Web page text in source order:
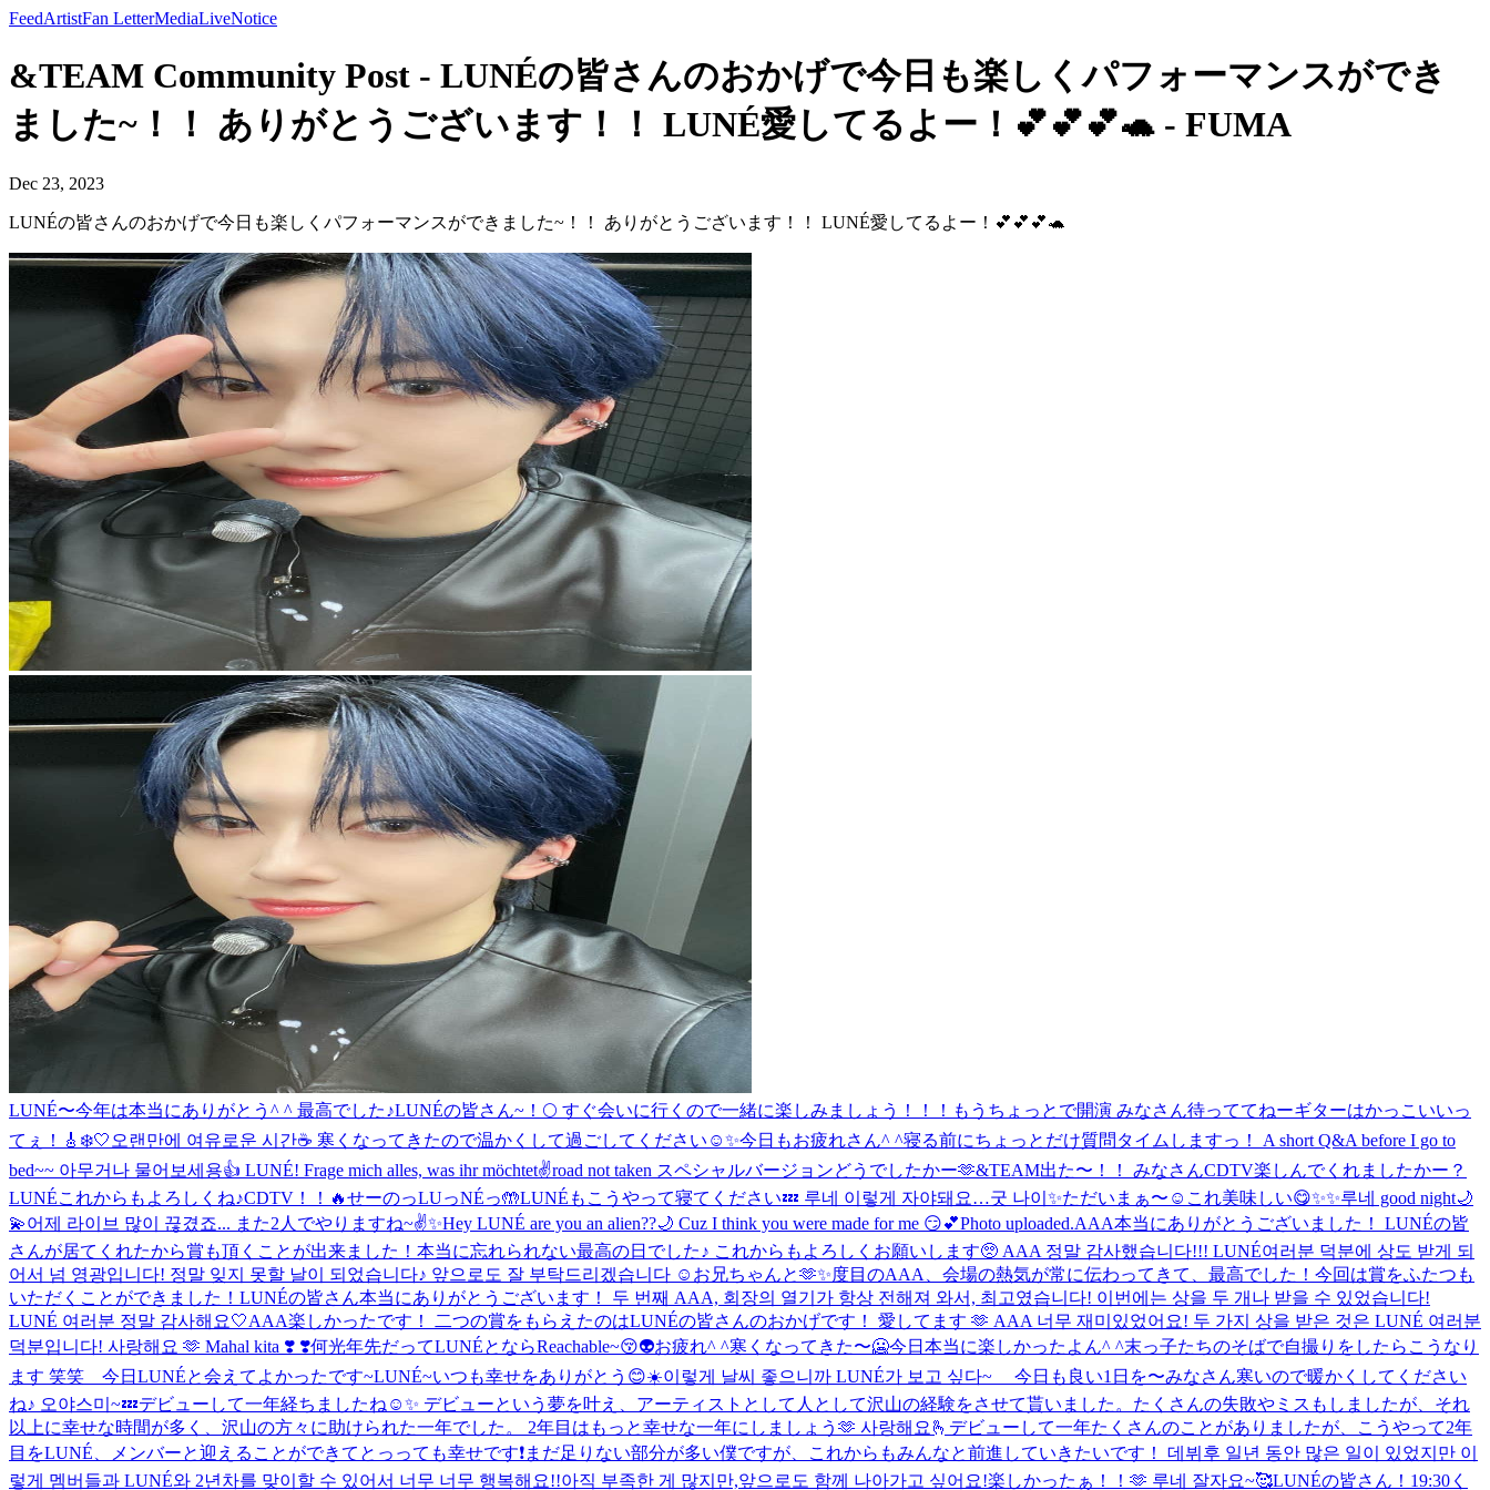
FeedArtistFan LetterMediaLiveNotice
&TEAM Community Post - LUNÉの皆さんのおかげで今日も楽しくパフォーマンスができ
ました~！！ ありがとうございます！！ LUNÉ愛してるよー！💕💕💕🐢 - FUMA
Dec 23, 2023
LUNÉの皆さんのおかげで今日も楽しくパフォーマンスができました~！！ ありがとうございます！！ LUNÉ愛してるよー！💕💕💕🐢
LUNÉ〜今年は本当にありがとう^ ^ 最高でした♪LUNÉの皆さん~！🌕 すぐ会いに行くので一緒に楽しみましょう！！！ もうちょっとで開演 みなさん待っててねーギターはかっこいいっ
てぇ！🎸 ❄️🤍 오랜만에 여유로운 시간☕️ 寒くなってきたので温かくして過ごしてください☺️✨今日もお疲れさん^ ^寝る前にちょっとだけ質問タイムしますっ！ A short Q&A before I go to
bed~~ 아무거나 물어보세용👍 LUNÉ! Frage mich alles, was ihr möchtet✌️road not taken スペシャルバージョンどうでしたかー🫶&TEAM出た〜！！ みなさんCDTV楽しんでくれましたかー？
LUNÉこれからもよろしくね♪CDTV！！🔥せーのっLUっNÉっ🤲LUNÉもこうやって寝てください💤 루네 이렇게 자야돼요…굿 나이✨ただいまぁ〜☺️ これ美味しい😋✨✨루네 good night🌙
💫어제 라이브 많이 끊겼죠... また2人でやりますね~✌️✨Hey LUNÉ are you an alien??🌙 Cuz I think you were made for me 😏💕Photo uploaded.AAA本当にありがとうございました！ LUNÉの皆
さんが居てくれたから賞も頂くことが出来ました！本当に忘れられない最高の日でした♪ これからもよろしくお願いします🥺 AAA 정말 감사했습니다!!! LUNÉ여러분 덕분에 상도 받게 되
어서 넘 영광입니다! 정말 잊지 못할 날이 되었습니다♪ 앞으로도 잘 부탁드리겠습니다 ☺️ お兄ちゃんと🫶✨度目のAAA、会場の熱気が常に伝わってきて、最高でした！今回は賞をふたつも
いただくことができました！LUNÉの皆さん本当にありがとうございます！ 두 번째 AAA, 회장의 열기가 항상 전해져 와서, 최고였습니다! 이번에는 상을 두 개나 받을 수 있었습니다!
LUNÉ 여러분 정말 감사해요🤍AAA楽しかったです！ 二つの賞をもらえたのはLUNÉの皆さんのおかげです！ 愛してます 🫶 AAA 너무 재미있었어요! 두 가지 상을 받은 것은 LUNÉ 여러분
덕분입니다! 사랑해요 🫶 Mahal kita ❣️ ❣️何光年先だってLUNÉとならReachable~😚👽お疲れ^ ^寒くなってきた〜🥶今日本当に楽しかったよん^ ^末っ子たちのそばで自撮りをしたらこうなり
ます 笑笑 今日LUNÉと会えてよかったです~LUNÉ~いつも幸せをありがとう😊☀️이렇게 날씨 좋으니까 LUNÉ가 보고 싶다~ 今日も良い1日を〜みなさん寒いので暖かくしてください
ね♪ 오야스미~💤デビューして一年経ちましたね☺️✨ デビューという夢を叶え、アーティストとして人として沢山の経験をさせて貰いました。たくさんの失敗やミスもしましたが、それ
以上に幸せな時間が多く、沢山の方々に助けられた一年でした。 2年目はもっと幸せな一年にしましょう🫶 사랑해요🫰 デビューして一年たくさんのことがありましたが、こうやって2年
目をLUNÉ、メンバーと迎えることができてとっっても幸せです❗まだ足りない部分が多い僕ですが、これからもみんなと前進していきたいです！ 데뷔후 일년 동안 많은 일이 있었지만 이
렇게 멤버들과 LUNÉ와 2년차를 맞이할 수 있어서 너무 너무 행복해요!!아직 부족한 게 많지만,앞으로도 함께 나아가고 싶어요!楽しかったぁ！！🫶 루네 잘자요~🥰LUNÉの皆さん！19:30く